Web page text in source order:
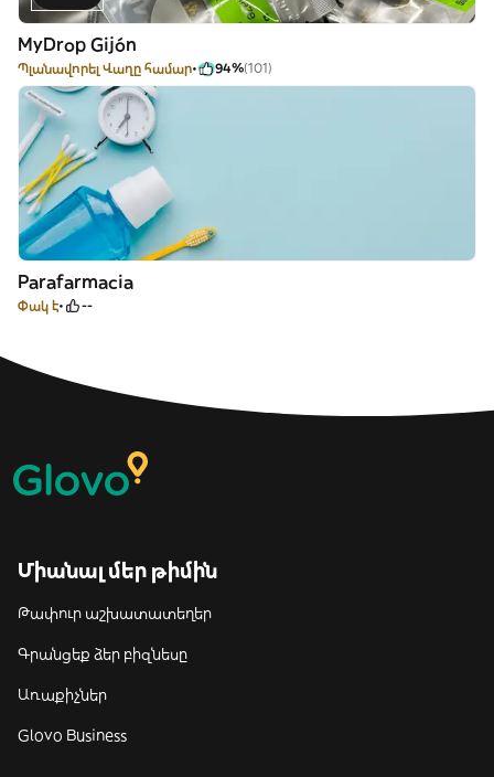
MyDrop Gijón
Պլանավորել Վաղը համար 94%(101)
Parafarmacia
Փակ է --
Միանալ մեր թիմին
Թափուր աշխատատեղեր
Գրանցեք ձեր բիզնեսը
Առաքիչներ
Glovo Business